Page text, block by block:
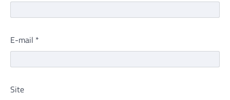
E-mail *
Site